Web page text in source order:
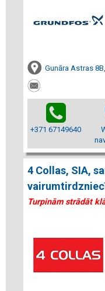
Gunāra Astras
+371 67149640
4 Collas, SIA,
Turpinām strādāt